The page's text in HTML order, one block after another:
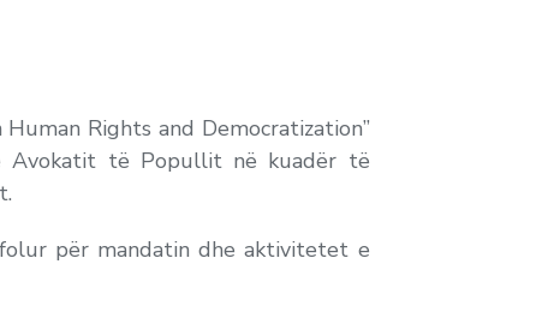
Rights and Democratization”
Avokatit të Popullit në kuadër të
për mandatin dhe aktivitetet e